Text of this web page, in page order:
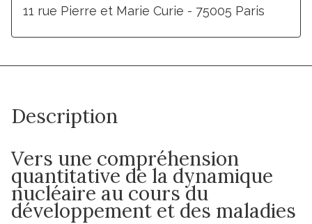
11 rue Pierre et Marie Curie - 75005 Paris
Description
Vers une compréhension
quantitative de la dynamique
nucléaire au cours du
développement et des maladies